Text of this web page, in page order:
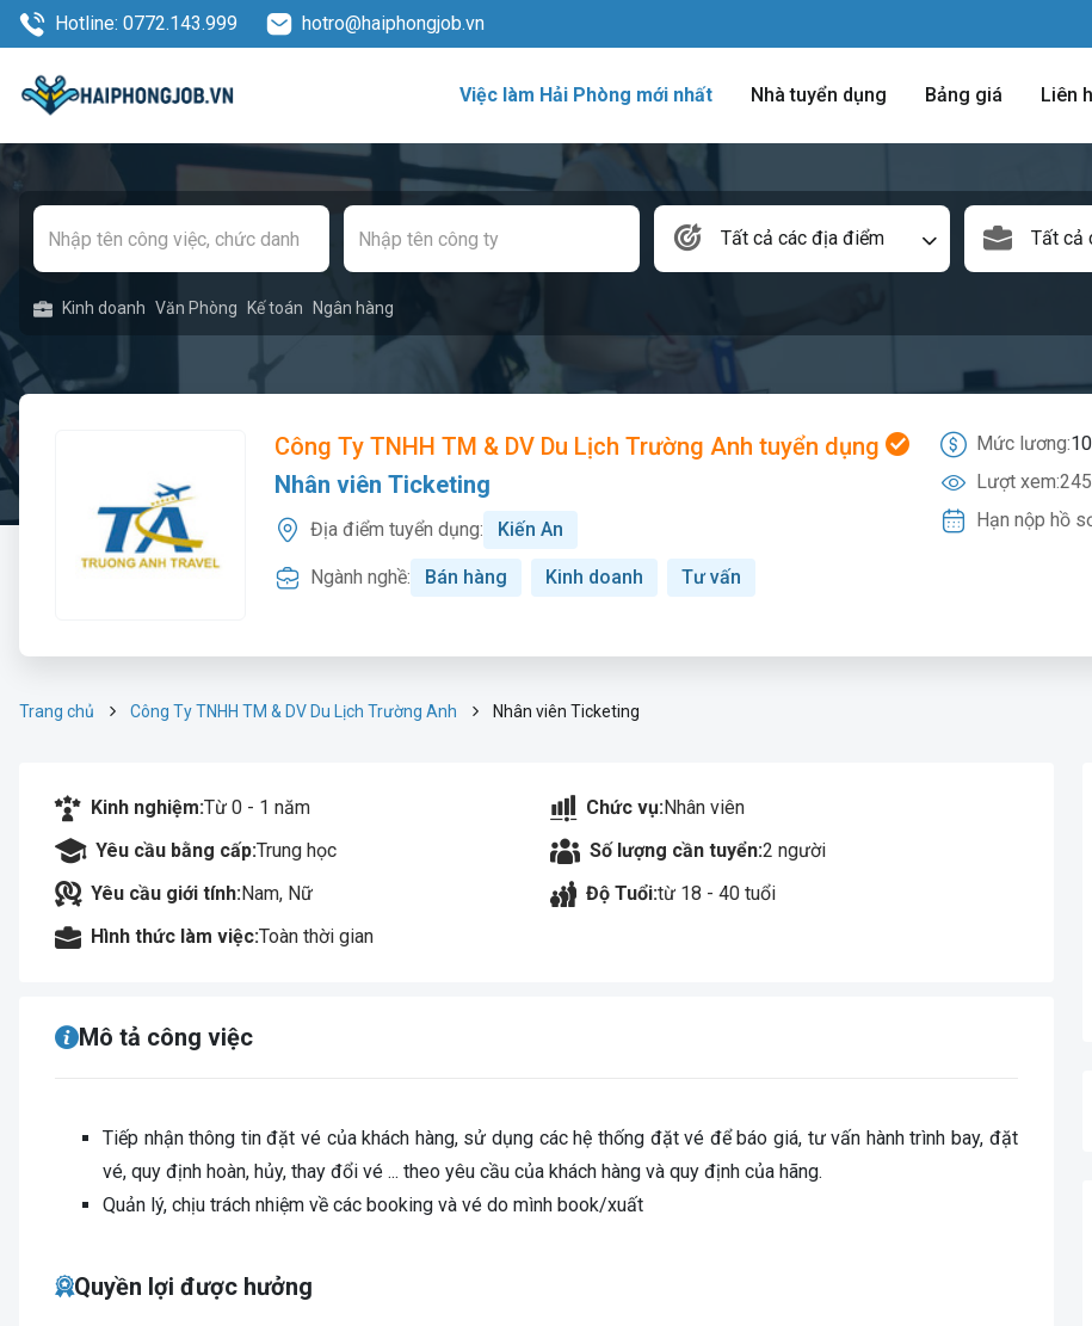
Hotline: 0772.143.999 hotro@haiphongjob.vn
Việc làm Hải Phòng mới nhất Nhà tuyển dụng Bảng giá Liên
Tất cả các địa điểm Tất cả
Kinh doanh Văn Phòng Kế toán Ngân hàng
Công Ty TNHH TM & DV Du Lịch Trường Anh tuyển dụng
Nhân viên Ticketing
Địa điểm tuyển dụng: Kiến An
Ngành nghề: Bán hàng Kinh doanh Tư vấn
Mức lương:
Lượt xem:
Hạn nộp hồ
Trang chủ Công Ty TNHH TM & DV Du Lịch Trường Anh Nhân viên Ticketing
Kinh nghiệm:Từ 0 - 1 năm Chức vụ:Nhân viên
Yêu cầu bằng cấp:Trung học Số lượng cần tuyển:2 người
Yêu cầu giới tính:Nam, Nữ Độ Tuổi:từ 18 - 40 tuổi
Hình thức làm việc:Toàn thời gian
Mô tả công việc
Tiếp nhận thông tin đặt vé của khách hàng, sử dụng các hệ thống đặt vé để báo giá, tư vấn hành trình bay, đặt
vé, quy định hoàn, hủy, thay đổi vé ... theo yêu cầu của khách hàng và quy định của hãng.
Quản lý, chịu trách nhiệm về các booking và vé do mình book/xuất
Quyền lợi được hưởng